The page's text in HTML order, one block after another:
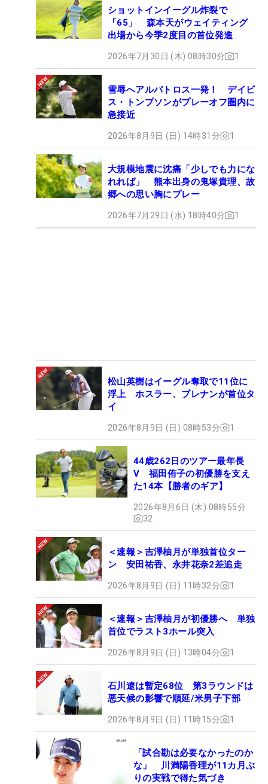
ショットインイーグル炸裂で
「65」 森本天がウェイティング
出場から今季2度目の首位発進
2026年7月30日 (木) 08時30分 1
雪辱へアルバトロス一発！ デイビ
ス・トンプソンがプレーオフ圏内に
急接近
2026年8月9日 (日) 14時31分 1
大規模地震に沈痛「少しでも力にな
れれば」 熊本出身の鬼塚貴理、故
郷への思い胸にプレー
2026年7月29日 (水) 18時40分 1
松山英樹はイーグル奪取で11位に
浮上 ホスラー、ブレナンが首位タ
イ
2026年8月9日 (日) 08時53分 1
44歳262日のツアー最年長
V 福田侑子の初優勝を支え
た14本【勝者のギア】
2026年8月6日 (木) 08時55分
32
＜速報＞吉澤柚月が単独首位ター
ン 安田祐香、永井花奈2差追走
2026年8月9日 (日) 11時32分 1
＜速報＞吉澤柚月が初優勝へ 単独
首位でラスト3ホール突入
2026年8月9日 (日) 13時04分 1
石川遼は暫定68位 第3ラウンドは
悪天候の影響で順延/米男子下部
2026年8月9日 (日) 11時15分 1
「試合勘は必要なかったのか
な」 川満陽香理が11カ月ぶ
りの実戦で得た気づき